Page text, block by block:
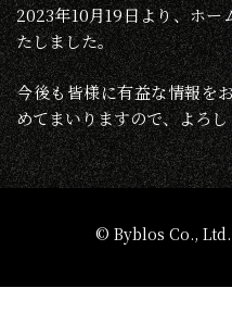
2023年10月19日より、ホー
たしました。
今後も皆様に有益な情報を
めてまいりますので、よろ
© Byblos Co.,